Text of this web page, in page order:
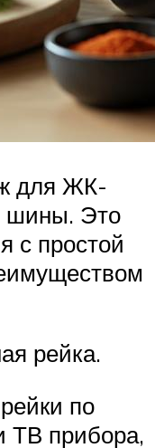
для ЖК-
шины. Это
с простой
рейка.
по
ТВ прибора,